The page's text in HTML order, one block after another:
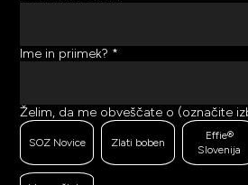
Ime in priimek? *
SOZ Novice Zlati boben
Effie®
Slovenija
Želim, da me obveščate o (označite